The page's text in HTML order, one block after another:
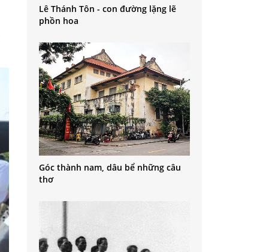
Lê Thánh Tôn - con đường lặng lẽ
phồn hoa
Góc thành nam, dâu bể những câu
thơ